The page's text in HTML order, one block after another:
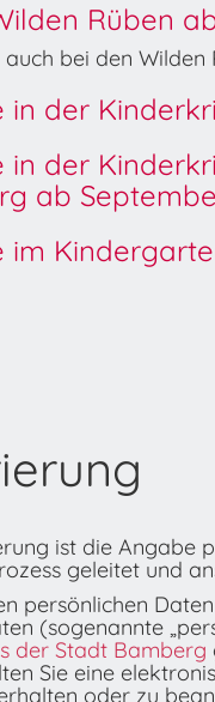
Rüben
bei den
in der
in der
ab
im
ist die Angabe
geleitet und
persönlichen
(sogenannte
der Stadt Bamberg
Sie eine
oder zu